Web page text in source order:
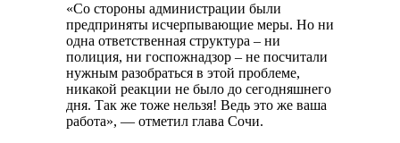
«Со стороны администрации были
предприняты исчерпывающие меры. Но ни
одна ответственная структура – ни
полиция, ни госпожнадзор – не посчитали
нужным разобраться в этой проблеме,
никакой реакции не было до сегодняшнего
дня. Так же тоже нельзя! Ведь это же ваша
работа», — отметил глава Сочи.